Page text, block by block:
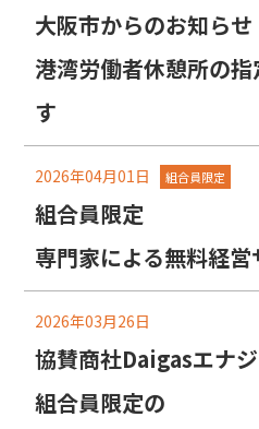
大阪市からのお知らせ
港湾労働者休憩所の
す
2026年04月01日 組合員限定
組合員限定
専門家による無料経営
2026年03月26日
協賛商社Daigasエナ
組合員限定の